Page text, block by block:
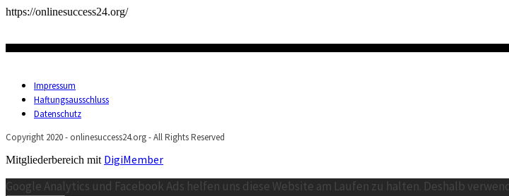
https://onlinesuccess24.org/
Impressum
Haftungsausschluss
Datenschutz
Copyright 2020 - onlinesuccess24.org - All Rights Reserved
Mitgliederbereich mit DigiMember
Google Analytics und Facebook Ads helfen uns diese Website am Laufen zu halten. Deshalb